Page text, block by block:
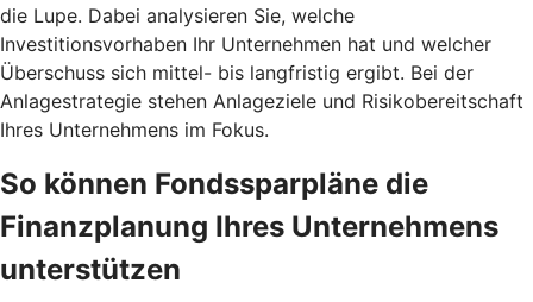
die Lupe. Dabei analysieren Sie, welche
Investitionsvorhaben Ihr Unternehmen hat und welcher
Überschuss sich mittel- bis langfristig ergibt. Bei der
Anlagestrategie stehen Anlageziele und Risikobereitschaft
Ihres Unternehmens im Fokus.
So können Fondssparpläne die
Finanzplanung Ihres Unternehmens
unterstützen